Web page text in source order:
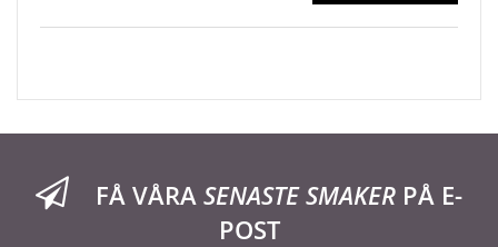
FÅ VÅRA SENASTE SMAKER PÅ E-
POST